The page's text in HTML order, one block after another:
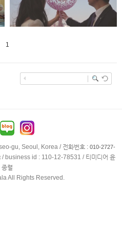
1
gu, Seoul, Korea / 전화번호 : 010-2727-
/ business id : 110-12-78531 / 티미디어 윤
종렬
All Rights Reserved.